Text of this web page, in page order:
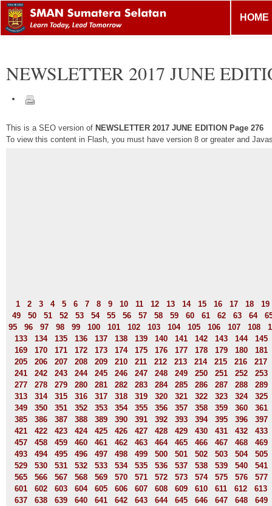
HOME
NEWSLETTER 2017 JUNE
This is a SEO version of NEWSLETTER 2017 JUNE EDITION Page 276
To view this content in Flash, you must have version 8 or greater and
1 2 3 4 5 6 7 8 9 10 11 12 13 14 15 16 17 18
19
49
50 51 52 53 54 55 56 57 58 59 60 61 62 63 64
95
96 97 98 99 100 101 102 103 104 105 106 107 108
133
134 135 136 137 138 139 140 141 142 143 144
145
169
170 171 172 173 174 175 176 177 178 179 180
181
205
206 207 208 209 210 211 212 213 214 215 216
217
241
242 243 244 245 246 247 248 249 250 251 252
253
277
278 279 280 281 282 283 284 285 286 287 288
289
313
314 315 316 317 318 319 320 321 322 323 324
325
349
350 351 352 353 354 355 356 357 358 359 360
361
385
386 387 388 389 390 391 392 393 394 395 396
397
421
422 423 424 425 426 427 428 429 430 431 432
433
457
458 459 460 461 462 463 464 465 466 467 468
469
493
494 495 496 497 498 499 500 501 502 503 504
505
529
530 531 532 533 534 535 536 537 538 539 540
541
565
566 567 568 569 570 571 572 573 574 575 576
577
601
602 603 604 605 606 607 608 609 610 611 612
613
637
638 639 640 641 642 643 644 645 646 647 648
649